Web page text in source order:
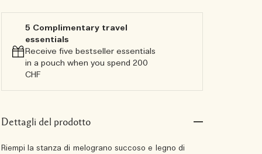
5 Complimentary travel
essentials​
Receive five bestseller essentials
in a pouch when you spend 200
CHF
Dettagli del prodotto
Riempi la stanza di melograno succoso e legno di